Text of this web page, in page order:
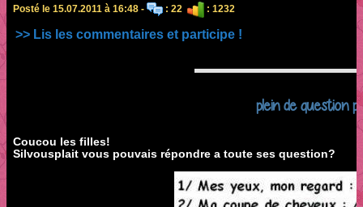
Posté le 15.07.2011 à 16:48 - : 22 : 1232
>> Lis les commentaires et participe !
plein de question
Coucou les filles!
Silvousplait vous pouvais répondre a toute ses question?